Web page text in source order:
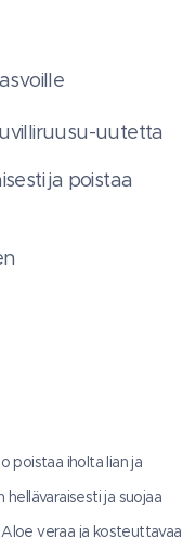
uutetta
ja poistaa
poistaa iholta lian ja
hellävaraisesti ja suojaa
veraa ja kosteuttavaa